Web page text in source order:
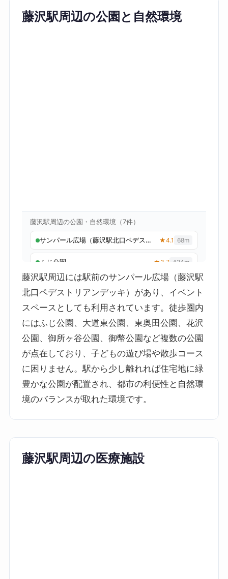
藤沢駅周辺の公園と自然環境
藤沢駅周辺には駅前のサンパール広場（藤沢駅
北口ペデストリアンデッキ）があり、イベント
スペースとしても利用されています。徒歩圏内
にはふじ公園、大道東公園、東奥田公園、花沢
公園、御所ヶ谷公園、御幣公園など複数の公園
が点在しており、子どもの遊び場や散歩コース
に困りません。駅から少し離れれば住宅地に緑
豊かな公園が配置され、都市の利便性と自然環
境のバランスが取れた環境です。
藤沢駅周辺の医療施設